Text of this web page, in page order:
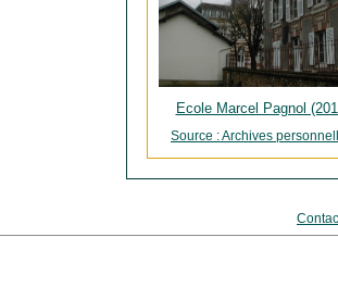
Ecole Marcel Pagnol
Source : Archives